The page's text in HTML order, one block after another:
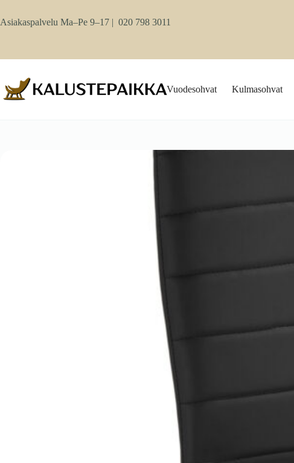
content
Asiakaspalvelu Ma–Pe 9–17 | 020 798 3011
Vuodesohvat Kulmasohvat